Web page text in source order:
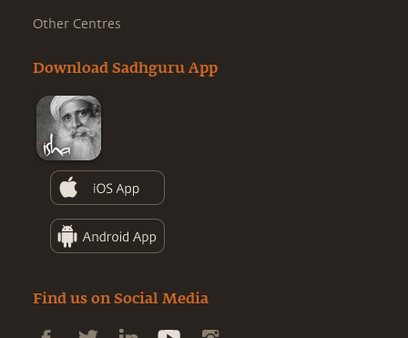
Other Centres
Download Sadhguru App
Find us on Social Media